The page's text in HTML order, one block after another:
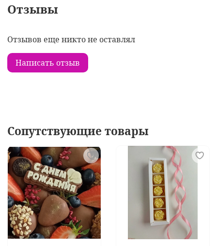
Отзывы
Отзывов еще никто не оставлял
Написать отзыв
Сопутствующие товары